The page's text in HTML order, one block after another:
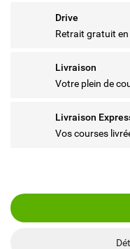
Drive
Retrait gratuit
Livraison
Votre plein de
Livraison
Vos courses